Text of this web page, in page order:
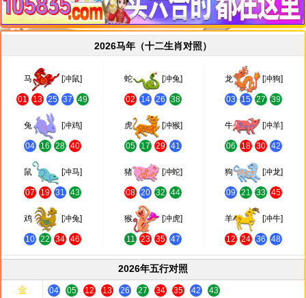
2026马年（十二生肖对照）
马 [冲鼠]
01 13 25 37 49
蛇 [冲兔]
02 14 26 38
龙 [冲狗]
03 15 27 39
兔 [冲鸡]
04 16 28 40
虎 [冲猴]
05 17 29 41
牛 [冲羊]
06 18 30 42
鼠 [冲马]
07 19 31 43
猪 [冲蛇]
08 20 32 44
狗 [冲龙]
09 21 33 45
鸡 [冲兔]
10 22 34 46
猴 [冲虎]
11 23 35 47
羊 [冲牛]
12 24 36 48
2026年五行对照
金
04 05 12 13 26 27 34 35 42 43